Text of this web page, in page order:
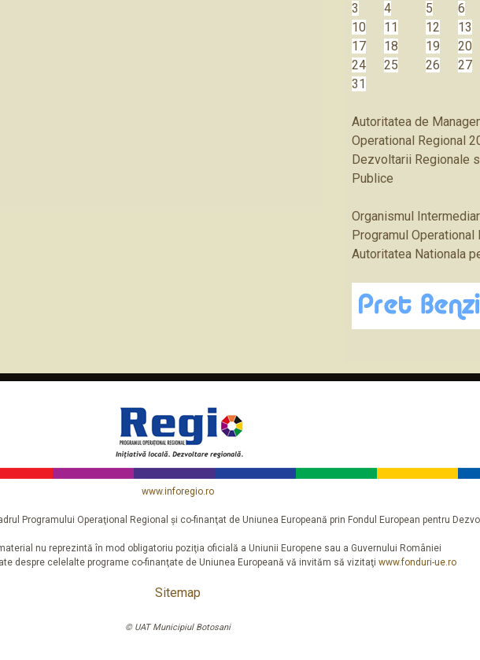
3
4 5 6
10
11 12 13
17
18 19 20
24
25 26 27
31
Autoritatea de
Operational Regional
Dezvoltarii Regionale
Publice
Organismul
Programul
Autoritatea Nationala
www.inforegio.ro
Programului Operaţional Regional şi co-finanţat de Uniunea Europeană prin Fondul European pentru
nu reprezintă în mod obligatoriu poziţia oficială a Uniunii Europene sau a Guvernului României
despre celelalte programe co-finanţate de Uniunea Europeană vă invităm să vizitaţi www.fonduri-ue.ro
Sitemap
© UAT Municipiul Botosani